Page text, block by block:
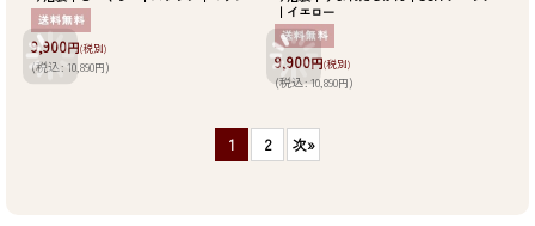
9,900円(税別)
(税込: 10,890円)
｜イエロー
9,900円(税別)
(税込: 10,890円)
1 2 次»